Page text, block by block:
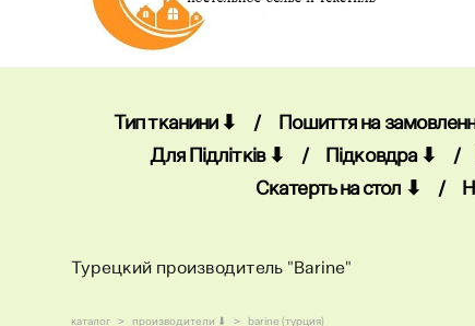
Тип тканини ⬇ / Пошиття на
Для Підлітків ⬇
/ Підковдра ⬇ /
Скатерть на стол ⬇
/
Турецкий производитель "Barine"
каталог > производители ⬇ > barine (турция)